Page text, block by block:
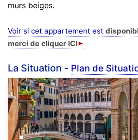
murs beiges.
Voir si cet appartement est
merci de cliquer ICI
La Situation - Plan de